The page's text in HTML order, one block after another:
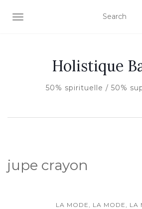
AFFICHER/MASQUER LA
Holistique
50% spirituelle / 50%
jupe crayon
LA MODE, LA MODE, LA